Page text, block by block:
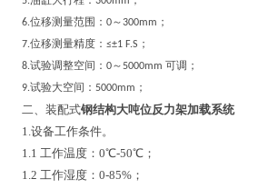
6.位移测量范围：0～300mm；
7.位移测量精度：≤±1 F.S；
8.试验调整空间：0～5000mm 可调；
9.试验大空间：5000mm；
二、 装配式钢结构大吨位反力架加载系统
1.设备工作条件。
1.1 工作温度：0℃-50℃；
1.2 工作湿度：0-85%；